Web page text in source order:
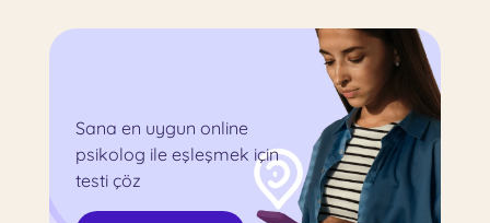
Sana en uygun online
psikolog ile eşleşmek için
testi çöz